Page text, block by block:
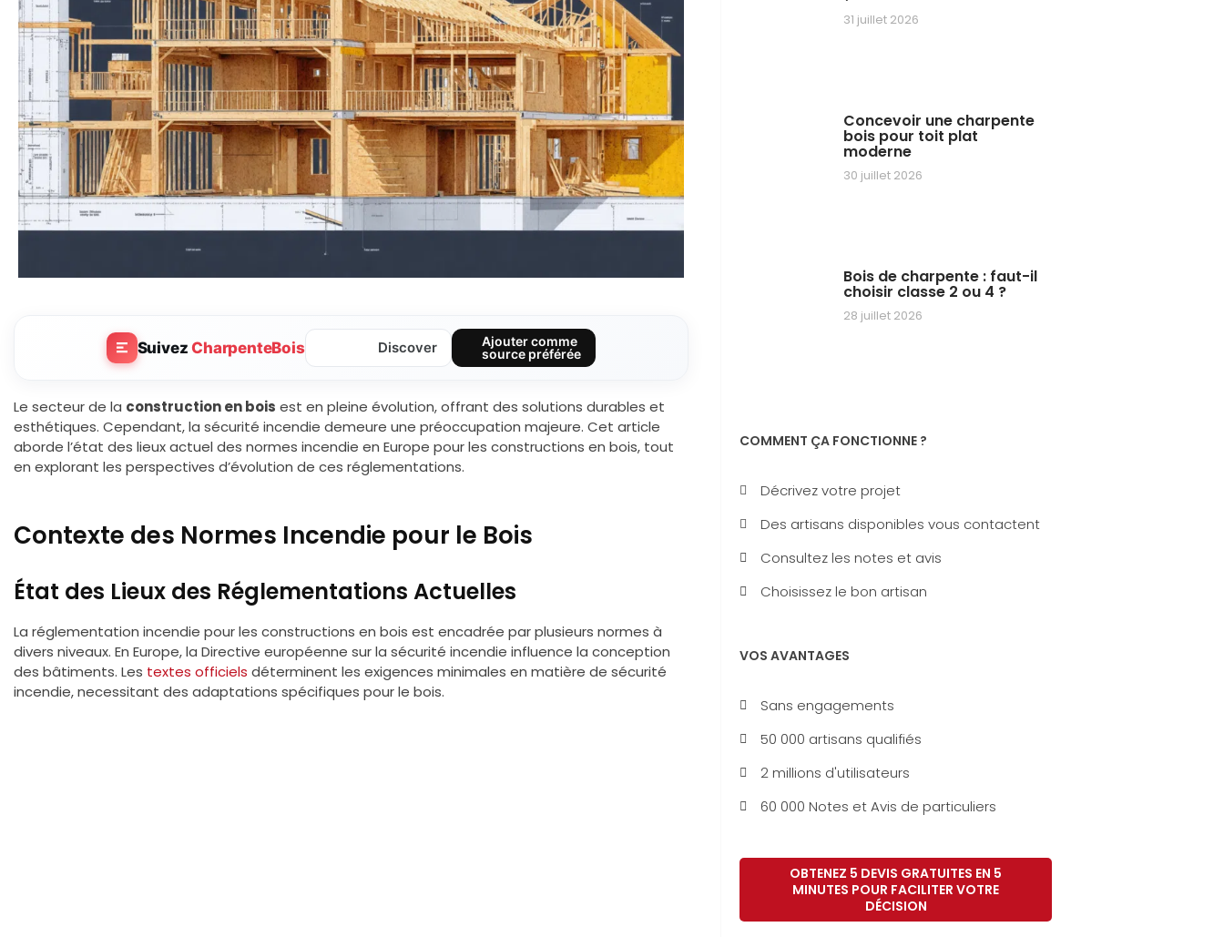
SuivezCharpenteBois Discover
Ajouter comme
source préférée
Le secteur de la construction en bois est en pleine évolution, offrant des solutions durables et
esthétiques. Cependant, la sécurité incendie demeure une préoccupation majeure. Cet article
aborde l’état des lieux actuel des normes incendie en Europe pour les constructions en bois, tout
en explorant les perspectives d’évolution de ces réglementations.
Contexte des Normes Incendie pour le Bois
État des Lieux des Réglementations Actuelles
La réglementation incendie pour les constructions en bois est encadrée par plusieurs normes à
divers niveaux. En Europe, la Directive européenne sur la sécurité incendie influence la conception
des bâtiments. Les textes officiels déterminent les exigences minimales en matière de sécurité
incendie, necessitant des adaptations spécifiques pour le bois.
31 juillet 2026
Concevoir une charpente
bois pour toit plat
moderne
30 juillet 2026
Bois de charpente : faut-il
choisir classe 2 ou 4 ?
28 juillet 2026
COMMENT ÇA FONCTIONNE ?
Décrivez votre projet
Des artisans disponibles vous contactent
Consultez les notes et avis
Choisissez le bon artisan
VOS AVANTAGES
Sans engagements
50 000 artisans qualifiés
2 millions d'utilisateurs
60 000 Notes et Avis de particuliers
OBTENEZ 5 DEVIS GRATUITES EN 5
MINUTES POUR FACILITER VOTRE
DÉCISION